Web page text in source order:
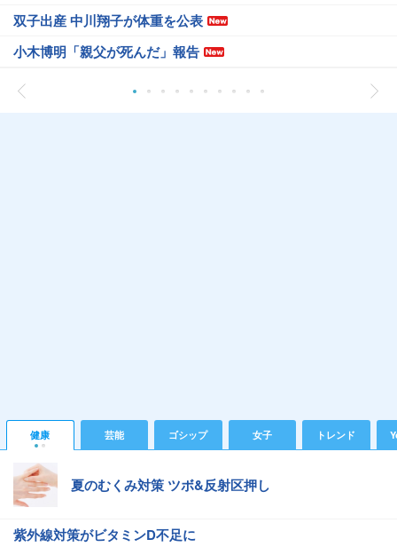
双子出産 中川翔子が体重を公表
小木博明「親父が死んだ」報告
健康 芸能 ゴシップ 女子 トレンド
夏のむくみ対策 ツボ&反射区押し
紫外線対策がビタミンD不足に